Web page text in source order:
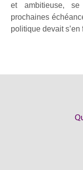
et ambitieuse,
prochaines
politique devait